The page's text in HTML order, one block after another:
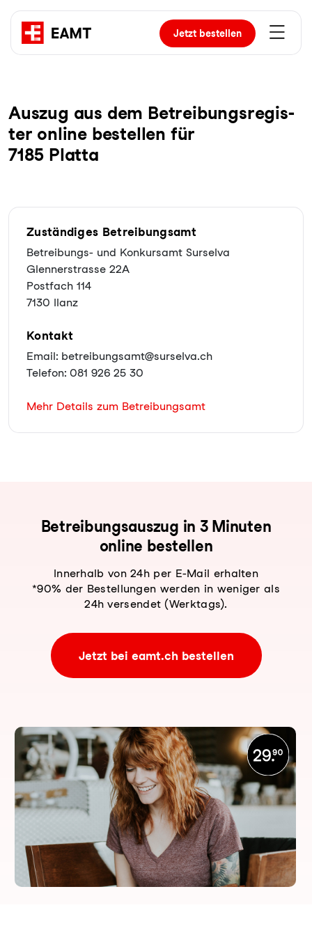
Jetztbestellen
Auszug aus dem Be­trei­bungs­re­gis­
ter online bestellen für
7185 Platta
Zuständiges Betreibungsamt
Betreibungs- und Konkursamt Surselva
Glennerstrasse 22A
Postfach 114
7130 Ilanz
Kontakt
Email: betreibungsamt@surselva.ch
Telefon: 081 926 25 30
Mehr Details zum Betreibungsamt
Be­trei­bungs­aus­zug in 3 Minuten
online bestellen
Innerhalb von 24h per E-Mail erhalten
*90% der Bestellungen werden in weniger als
24h versendet (Werktags).
Jetzt bei eamt.ch bestellen